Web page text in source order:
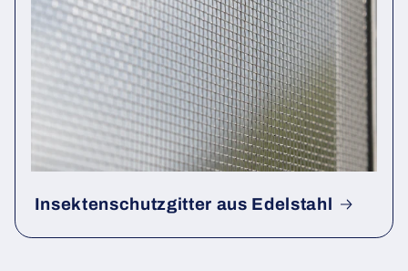
Insektenschutzgitter aus Edelstahl